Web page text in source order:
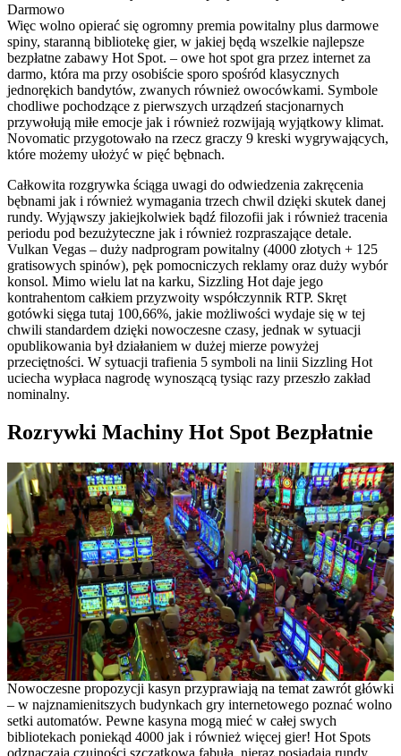
Więc wolno opierać się ogromny premia powitalny plus darmowe
spiny, staranną bibliotekę gier, w jakiej będą wszelkie najlepsze
bezpłatne zabawy Hot Spot. – owe hot spot gra przez internet za
darmo, która ma przy osobiście sporo spośród klasycznych
jednorękich bandytów, zwanych również owocówkami. Symbole
chodliwe pochodzące z pierwszych urządzeń stacjonarnych
przywołują miłe emocje jak i również rozwijają wyjątkowy klimat.
Novomatic przygotowało na rzecz graczy 9 kreski wygrywających,
które możemy ułożyć w pięć bębnach.
Całkowita rozgrywka ściąga uwagi do odwiedzenia zakręcenia
bębnami jak i również wymagania trzech chwil dzięki skutek danej
rundy. Wyjąwszy jakiejkolwiek bądź filozofii jak i również tracenia
periodu pod bezużyteczne jak i również rozpraszające detale.
Vulkan Vegas – duży nadprogram powitalny (4000 złotych + 125
gratisowych spinów), pęk pomocniczych reklamy oraz duży wybór
konsol. Mimo wielu lat na karku, Sizzling Hot daje jego
kontrahentom całkiem przyzwoity współczynnik RTP. Skręt
gotówki sięga tutaj 100,66%, jakie możliwości wydaje się w tej
chwili standardem dzięki nowoczesne czasy, jednak w sytuacji
opublikowania był działaniem w dużej mierze powyżej
przeciętności. W sytuacji trafienia 5 symboli na linii Sizzling Hot
uciecha wypłaca nagrodę wynoszącą tysiąc razy przeszło zakład
nominalny.
Rozrywki Machiny Hot Spot Bezpłatnie
Nowoczesne propozycji kasyn przyprawiają na temat zawrót główki
– w najznamienitszych budynkach gry internetowego poznać wolno
setki automatów. Pewne kasyna mogą mieć w całej swych
bibliotekach poniekąd 4000 jak i również więcej gier! Hot Spots
odznaczają czujności szczątkową fabułą, nieraz posiadają rundy